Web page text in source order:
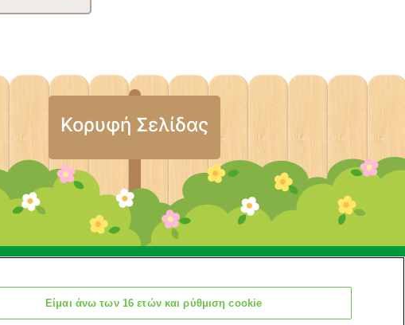
Κορυφή Σελίδας
Ρυθμίσεις cookieΕίμαι άνω των 16 ετών και ρύθμιση cookie